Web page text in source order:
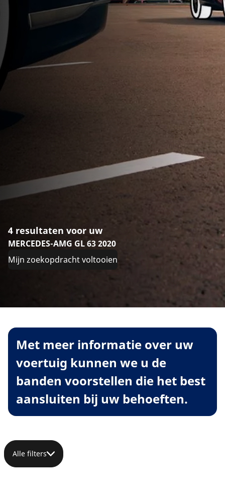
4 resultaten voor uw
MERCEDES-AMG GL 63 2020
Mijn zoekopdracht voltooien
Met meer informatie over uw
voertuig kunnen we u de
banden voorstellen die het best
aansluiten bij uw behoeften.
Alle filters